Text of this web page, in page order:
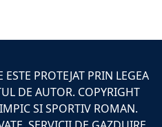
PROTEJAT PRIN LEGEA
DE AUTOR. COPYRIGHT
SI SPORTIV ROMAN.